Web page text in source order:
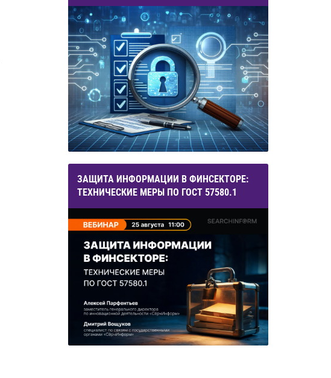
ЗАЩИТА ИНФОРМАЦИИ В ФИНСЕКТОРЕ:
ТЕХНИЧЕСКИЕ МЕРЫ ПО ГОСТ 57580.1